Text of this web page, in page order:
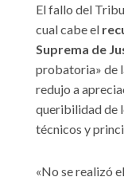
El fallo del
cual cabe el
Suprema de
probatoria» de
redujo a
queribilidad de
técnicos y
«No se realizó el